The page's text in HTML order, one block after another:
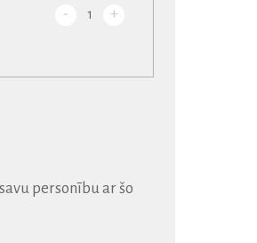
- 1 +
personību ar šo